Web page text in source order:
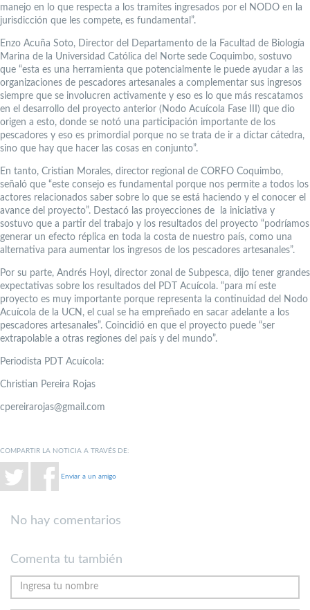
manejo en lo que respecta a los tramites ingresados por el NODO en la
jurisdicción que les compete, es fundamental”.
Enzo Acuña Soto, Director del Departamento de la Facultad de Biología
Marina de la Universidad Católica del Norte sede Coquimbo, sostuvo
que “esta es una herramienta que potencialmente le puede ayudar a las
organizaciones de pescadores artesanales a complementar sus ingresos
siempre que se involucren activamente y eso es lo que más rescatamos
en el desarrollo del proyecto anterior (Nodo Acuícola Fase III) que dio
origen a esto, donde se notó una participación importante de los
pescadores y eso es primordial porque no se trata de ir a dictar cátedra,
sino que hay que hacer las cosas en conjunto”.
En tanto, Cristian Morales, director regional de CORFO Coquimbo,
señaló que “este consejo es fundamental porque nos permite a todos los
actores relacionados saber sobre lo que se está haciendo y el conocer el
avance del proyecto”. Destacó las proyecciones de la iniciativa y
sostuvo que a partir del trabajo y los resultados del proyecto “podríamos
generar un efecto réplica en toda la costa de nuestro país, como una
alternativa para aumentar los ingresos de los pescadores artesanales”.
Por su parte, Andrés Hoyl, director zonal de Subpesca, dijo tener grandes
expectativas sobre los resultados del PDT Acuícola. “para mí este
proyecto es muy importante porque representa la continuidad del Nodo
Acuícola de la UCN, el cual se ha empreñado en sacar adelante a los
pescadores artesanales”. Coincidió en que el proyecto puede “ser
extrapolable a otras regiones del país y del mundo”.
Periodista PDT Acuícola:
Christian Pereira Rojas
cpereirarojas@gmail.com
COMPARTIR LA NOTICIA A TRAVÉS DE:
Enviar a un amigo
No hay comentarios
Comenta tu también